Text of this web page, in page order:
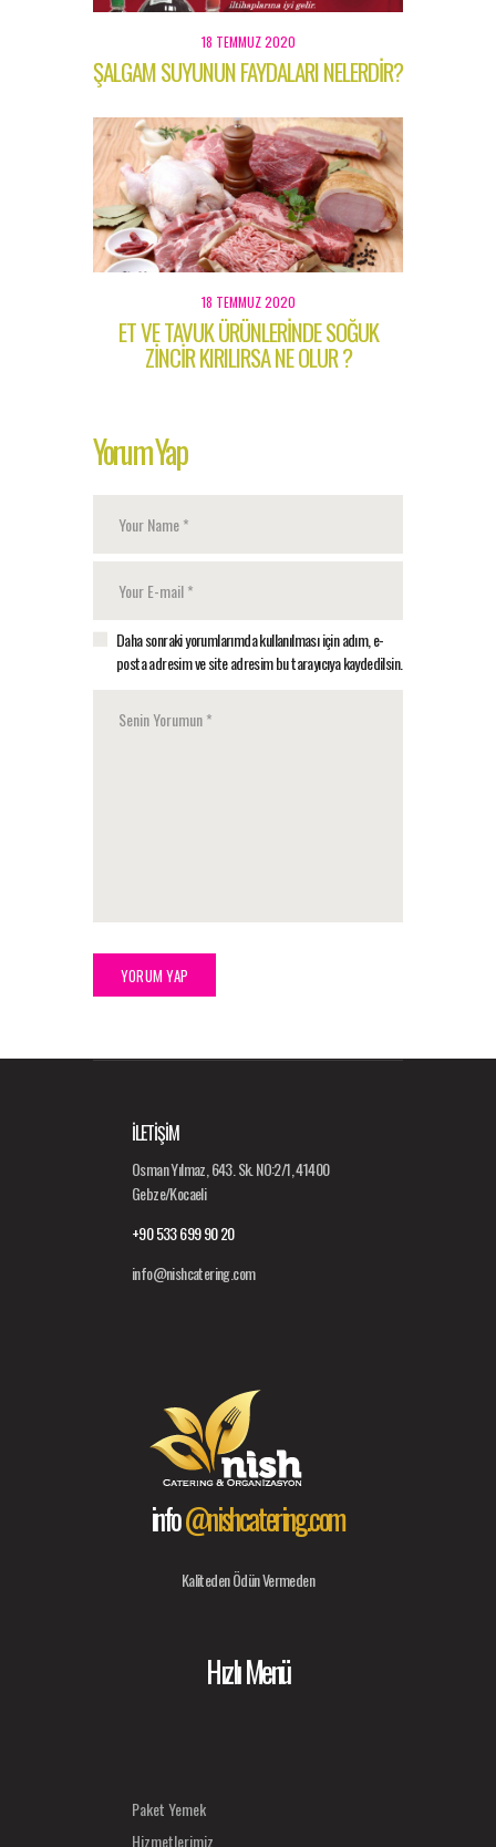
18 TEMMUZ 2020
ŞALGAM SUYUNUN FAYDALARI NELERDİR?
18 TEMMUZ 2020
ET VE TAVUK ÜRÜNLERİNDE SOĞUK
ZİNCİR KIRILIRSA NE OLUR ?
Yorum Yap
Daha sonraki yorumlarımda kullanılması için adım, e-
posta adresim ve site adresim bu tarayıcıya kaydedilsin.
İLETİŞİM
Osman Yılmaz, 643. Sk. NO:2/1, 41400
Gebze/Kocaeli
+90 533 699 90 20
info@nishcatering.com
info@nishcatering.com
Kaliteden Ödün Vermeden
Hızlı Menü
Paket Yemek
Hizmetlerimiz